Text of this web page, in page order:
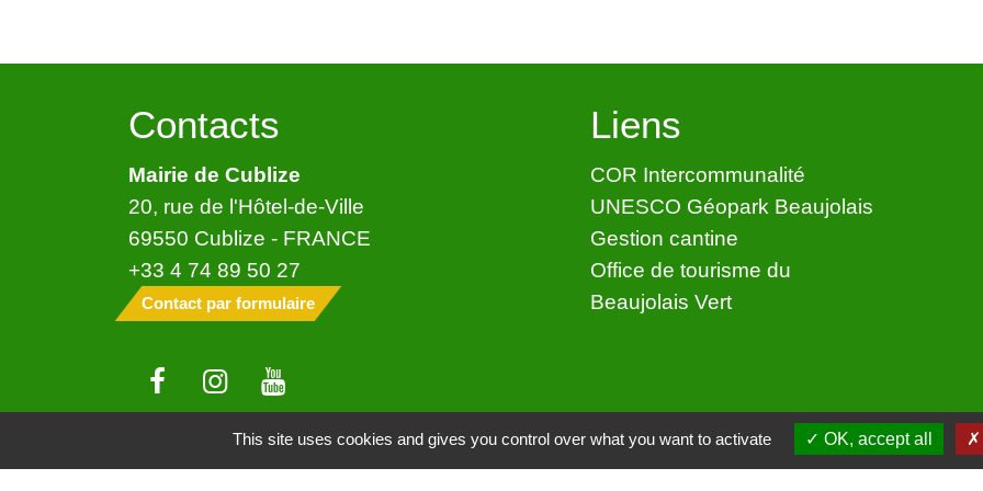
Contacts
Mairie de Cublize
20, rue de l'Hôtel-de-Ville
69550 Cublize - FRANCE
+33 4 74 89 50 27
Contact par formulaire
Liens
COR Intercommunalité
UNESCO Géopark Beaujolais
Gestion cantine
Office de tourisme du
Beaujolais Vert
Mentions légales - Politique de confidentialité - Accessibilité - Application mobile Localiti
This site uses cookies and gives you control over what you want to activate OK, accept all